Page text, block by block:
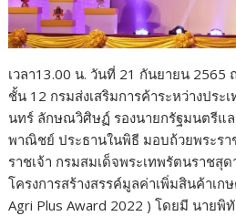
เวลา13.00 น. วันที่ 21 กันยายน
ชั้น 12 กรมส่งเสริมการค้าระหว่างปร
นทร์ ลักษณวิศิษฏ์ รองนายกรัฐมนตรีแล
พาณิชย์ ประธานในพิธี มอบถ้วยพระร
ราชเจ้า กรมสมเด็จพระเทพรัตนราชสุ
โครงการสร้างสรรค์มูลค่าเพิ่มสินค้าเ
Agri Plus Award 2022 ) โดยมี นาย